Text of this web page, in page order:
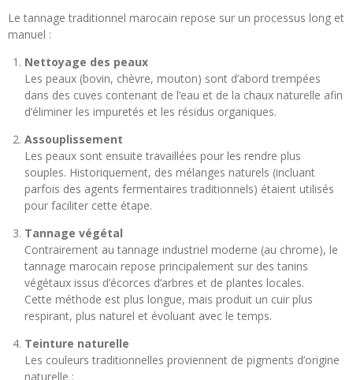
Le tannage traditionnel marocain repose sur un processus long et
manuel :
Nettoyage des peaux
Les peaux (bovin, chèvre, mouton) sont d’abord trempées
dans des cuves contenant de l’eau et de la chaux naturelle afin
d’éliminer les impuretés et les résidus organiques.
Assouplissement
Les peaux sont ensuite travaillées pour les rendre plus
souples. Historiquement, des mélanges naturels (incluant
parfois des agents fermentaires traditionnels) étaient utilisés
pour faciliter cette étape.
Tannage végétal
Contrairement au tannage industriel moderne (au chrome), le
tannage marocain repose principalement sur des tanins
végétaux issus d’écorces d’arbres et de plantes locales.
Cette méthode est plus longue, mais produit un cuir plus
respirant, plus naturel et évoluant avec le temps.
Teinture naturelle
Les couleurs traditionnelles proviennent de pigments d’origine
naturelle :